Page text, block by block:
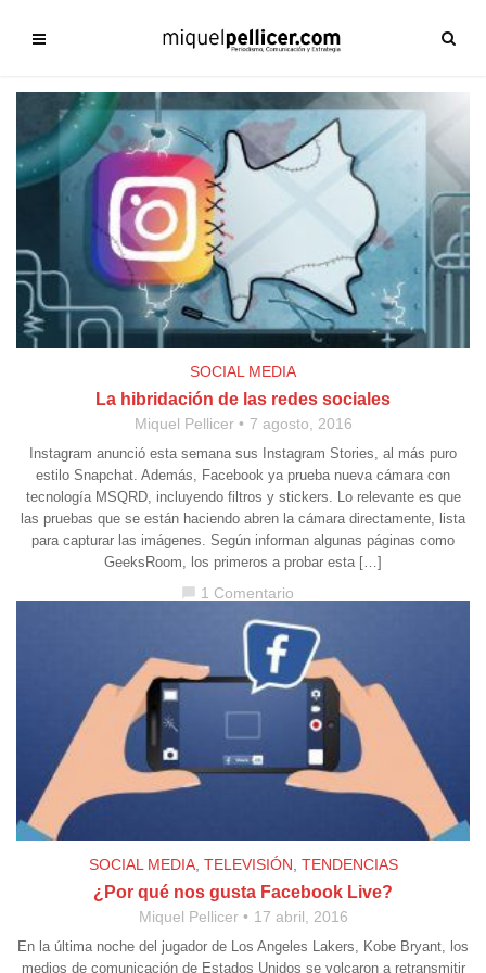
SOCIAL MEDIA
La hibridación de las redes sociales
Miquel Pellicer 7 agosto, 2016
Instagram anunció esta semana sus Instagram Stories, al más puro
estilo Snapchat. Además, Facebook ya prueba nueva cámara con
tecnología MSQRD, incluyendo filtros y stickers. Lo relevante es que
las pruebas que se están haciendo abren la cámara directamente, lista
para capturar las imágenes. Según informan algunas páginas como
GeeksRoom, los primeros a probar esta […]
chat_bubble 1 Comentario
SOCIAL MEDIA, TELEVISIÓN TENDENCIAS
¿Por qué nos gusta Facebook Live?
Miquel Pellicer 17 abril, 2016
En la última noche del jugador de Los Angeles Lakers, Kobe Bryant, los
medios de comunicación de Estados Unidos se volcaron a retransmitir